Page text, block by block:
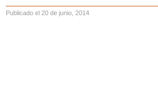
Publicado el 20 de junio, 2014